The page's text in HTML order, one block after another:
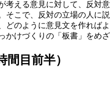
考える意見に対して、反対意
そこで、反対の立場の人に説
どのように意見文を作ればよ
かけづくりの「板書」をめざ
目前半）